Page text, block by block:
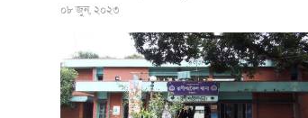
০৮ জুন, ২০২৩